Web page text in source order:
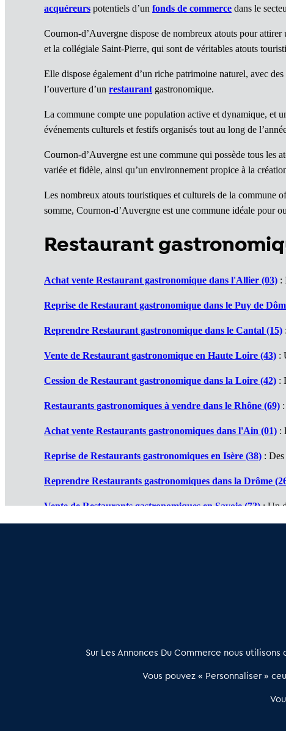
acquéreurs potentiels d’un fonds de commerce dans le
Cournon-d’Auvergne dispose de nombreux atouts pour
et la collégiale Saint-Pierre, qui sont de véritables atouts
Elle dispose également d’un riche patrimoine naturel, avec
l’ouverture d’un restaurant gastronomique.
La commune compte une population active et dynamique, et
événements culturels et festifs organisés tout au long de
Cournon-d’Auvergne est une commune qui possède tous les
variée et fidèle, ainsi qu’un environnement propice à la
Les nombreux atouts touristiques et culturels de la commune
somme, Cournon-d’Auvergne est une commune idéale pour
Restaurant
Achat vente Restaurant gastronomique dans l'Allier (03) :
Reprise de Restaurant gastronomique dans le Puy de
Reprendre Restaurant gastronomique dans le Cantal (15)
Vente de Restaurant gastronomique en Haute Loire (43) :
Cession de Restaurant gastronomique dans la Loire (42) :
Restaurants gastronomiques à vendre dans le Rhône (69)
Achat vente Restaurants gastronomiques dans l'Ain (01) :
Reprise de Restaurants gastronomiques en Isère (38) :
Reprendre Restaurants gastronomiques dans la Drôme
Vente de Restaurants gastronomiques en Savoie (73): Un
relation qualifiée conçu pour les acteurs de l’immobilier commercial
Sur Les Annonces Du Commerce nous
Vous pouvez « Personnaliser »